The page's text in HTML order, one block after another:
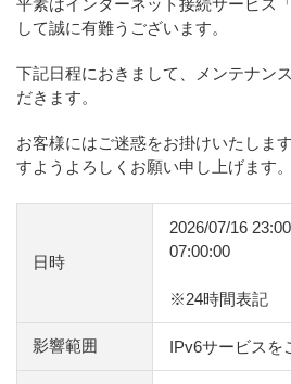
平素はインターネット接続サービス
して誠に有難うございます。
下記日程におきまして、メンテナン
だきます。
お客様にはご迷惑をお掛けいたしま
すようよろしくお願い申し上げます。
日時
2026/07/16
07:00:00
※24時間表記
影響範囲 IPv6サービスを